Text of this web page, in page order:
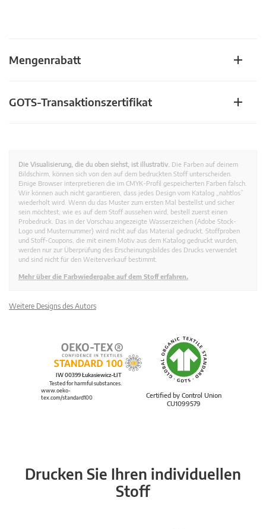
Mengenrabatt
GOTS-Transaktionszertifikat
Die Visualisierung, die du oben siehst, ist illustrativ. Die Farben auf deinem
Bildschirm, können sich von den auf dem bedruckten Stoff unterscheiden.
Einige Browser interpretieren die im CMYK-Profil gespeicherten Farben falsch.
Wir können auch nicht garantieren, dass jedes Design vom Katalog „nahtlos”
wiederholt wird. Wenn du das Muster zum ersten Mal bestellst und sicher
sein möchtest, wie es auf dem Stoff aussehen wird, bestell zuerst einen
Probedruck. Das in der Vorschau angezeigte Wasserzeichen (Adobe Stock-
Logo und Musternummer) wird nicht auf das Material gedruckt. Stoffproben
und Stoff-Coupons, die mit einem Motiv aus dem Katalog gedruckt wurden,
werden nur zur Überprüfung des Erscheinungsbildes des Drucks verwendet
und sind nicht für den Weiterverkauf bestimmt.
Mehr über die Farbwiedergabe auf dem Stoff erfahren.
Weitere Designs des Autors
Certified by Control Union
CU1099579
IW 00399 Łukasiewicz-ŁIT
Tested for harmful substances.
www.oeko-
tex.com/standard100
Drucken Sie Ihren individuellen
Stoff